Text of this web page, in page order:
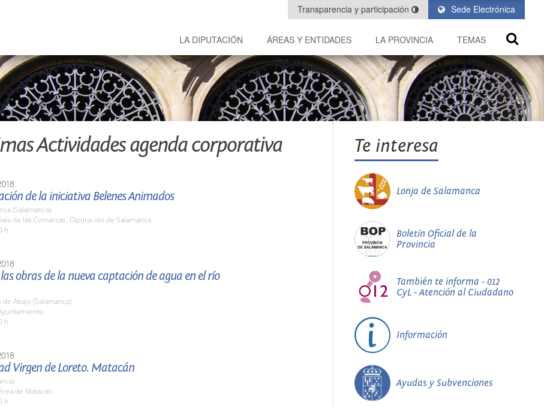
Sede Electrónica
Transparencia y participación
LA DIPUTACIÓN ÁREAS Y ENTIDADES LA PROVINCIA TEMAS
Actividades agenda corporativa
de la iniciativa Belenes Animados
(Salamanca)
de las Comarcas. Diputación de Salamanca
h.
obras de la nueva captación de agua en el río
de Abajo (Salamanca)
h.
Virgen de Loreto. Matacán
de Matacán
h
Te interesa
Lonja de Salamanca
Boletín Oficial de la
Provincia
También te informa - 012
CyL - Atención al Ciudadano
Información
Ayudas y Subvenciones